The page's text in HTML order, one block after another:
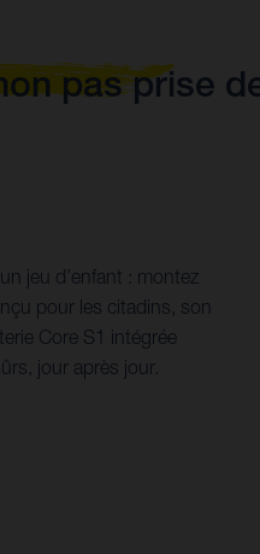
pas prise
jeu d’enfant : montez
pour les citadins, son
Core S1 intégrée
jour après jour.